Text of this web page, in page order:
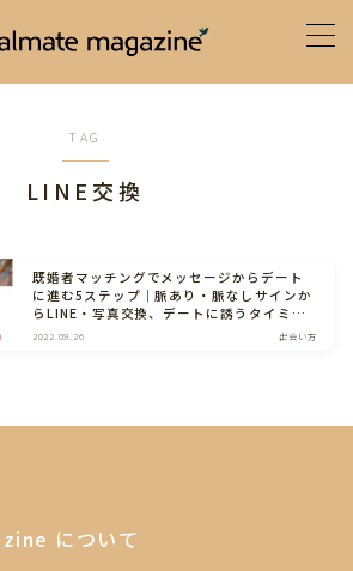
TAG
LINE交換
既婚者マッチングでメッセージからデート
に進む5ステップ｜脈あり・脈なしサインか
らLINE・写真交換、デートに誘うタイミン
グまで
2022.09.26 出会い方
について